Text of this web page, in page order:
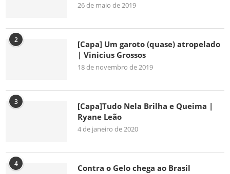
26 de maio de 2019
2
[Capa] Um garoto (quase) atropelado
| Vinicius Grossos
18 de novembro de 2019
3
[Capa]Tudo Nela Brilha e Queima |
Ryane Leão
4 de janeiro de 2020
4 Contra o Gelo chega ao Brasil